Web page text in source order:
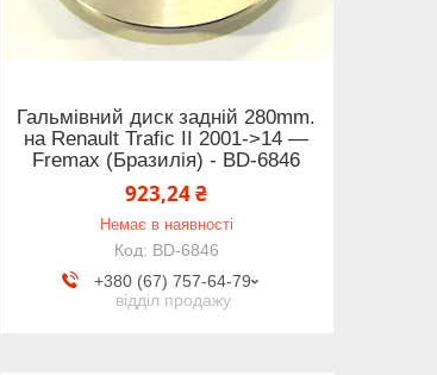
Гальмівний диск задній 280mm.
на Renault Trafic II 2001->14 —
Fremax (Бразилія) - BD-6846
923,24 ₴
Немає в наявності
BD-6846
+380 (67) 757-64-79
відділ продажу